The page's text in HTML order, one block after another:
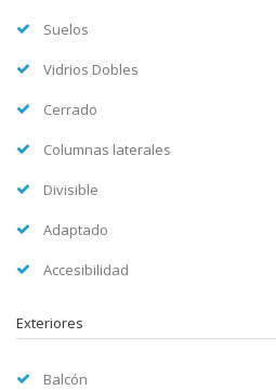
Suelos
Vidrios Dobles
Cerrado
Columnas laterales
Divisible
Adaptado
Accesibilidad
Exteriores
Balcón